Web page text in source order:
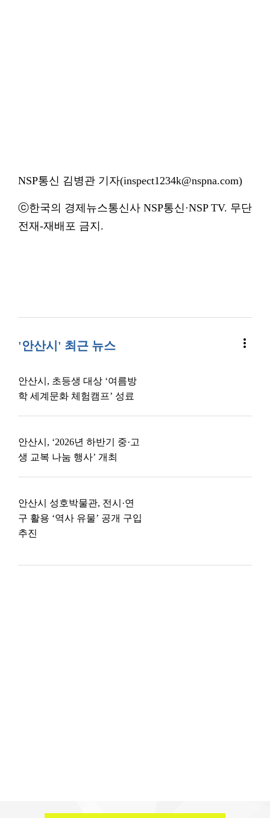
NSP통신 김병관 기자(inspect1234k@nspna.com)
ⓒ한국의 경제뉴스통신사 NSP통신·NSP TV. 무단
전재-재배포 금지.
'안산시' 최근 뉴스 more_vert
안산시, 초등생 대상 ‘여름방
학 세계문화 체험캠프’ 성료
안산시, ‘2026년 하반기 중·고
생 교복 나눔 행사’ 개최
안산시 성호박물관, 전시·연
구 활용 ‘역사 유물’ 공개 구입
추진